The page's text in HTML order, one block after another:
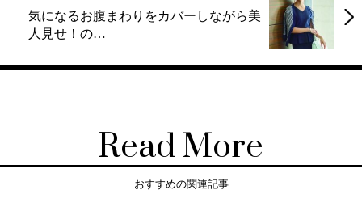
気になるお腹まわりをカバーしながら美
人見せ！の…
Read More
おすすめの関連記事